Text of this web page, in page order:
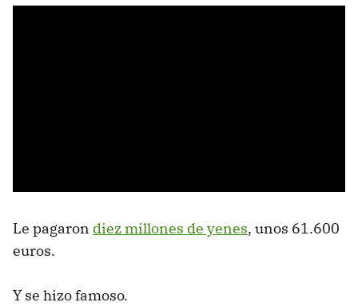
Le pagaron diez millones de yenes, unos 61.600
euros.
Y se hizo famoso.